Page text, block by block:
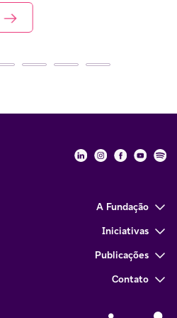
Fundação
Fundação
A Fundação
Iniciativas
Publicações
Contato